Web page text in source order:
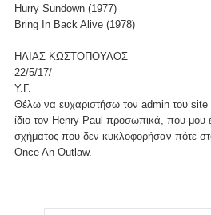
Hurry Sundown (1977)
Bring In Back Alive (1978)
ΗΛΙΑΣ ΚΩΣΤΟΠΟΥΛΟΣ
22/5/17/
Υ.Γ.
Θέλω να ευχαριστήσω τον admin του
ίδιο τον Henry Paul προσωπικά, που μου
σχήματος που δεν κυκλοφορήσαν πότε
Once An Outlaw.